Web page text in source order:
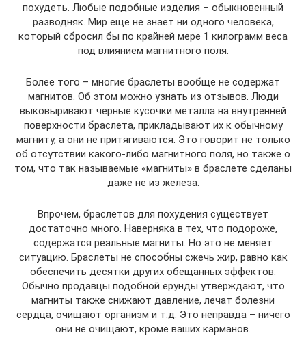
похудеть. Любые подобные изделия – обыкновенный
разводняк. Мир ещё не знает ни одного человека,
который сбросил бы по крайней мере 1 килограмм веса
под влиянием магнитного поля.
Более того – многие браслеты вообще не содержат
магнитов. Об этом можно узнать из отзывов. Люди
выковыривают черные кусочки металла на внутренней
поверхности браслета, прикладывают их к обычному
магниту, а они не притягиваются. Это говорит не только
об отсутствии какого-либо магнитного поля, но также о
том, что так называемые «магниты» в браслете сделаны
даже не из железа.
Впрочем, браслетов для похудения существует
достаточно много. Наверняка в тех, что подороже,
содержатся реальные магниты. Но это не меняет
ситуацию. Браслеты не способны сжечь жир, равно как
обеспечить десятки других обещанных эффектов.
Обычно продавцы подобной ерунды утверждают, что
магниты также снижают давление, лечат болезни
сердца, очищают организм и т.д. Это неправда – ничего
они не очищают, кроме ваших карманов.